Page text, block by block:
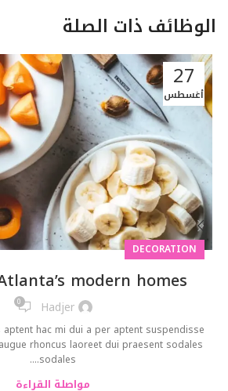
الوظائف ذات الصلة
27
أغسطس
DECORATION
modern homes
Hadjer
0
hac mi dui a per aptent suspendisse
rhoncus laoreet dui praesent sodales
sodales....
مواصلة القراءة